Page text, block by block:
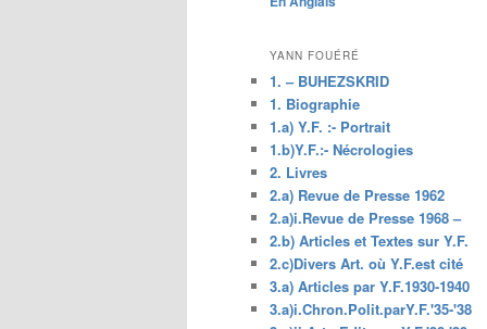
principal
YANN FOUÉRÉ
1. – BUHEZSKRID
1. Biographie
1.a) Y.F. :- Portrait
1.b)Y.F.:- Nécrologies
2. Livres
2.a) Revue de Presse 1962
2.a)i.Revue de Presse 1968 –
2.b) Articles et Textes sur Y.F.
2.c)Divers Art. où Y.F.est cité
3.a) Articles par Y.F.1930-1940
3.a)i.Chron.Polit.parY.F.'35-'38